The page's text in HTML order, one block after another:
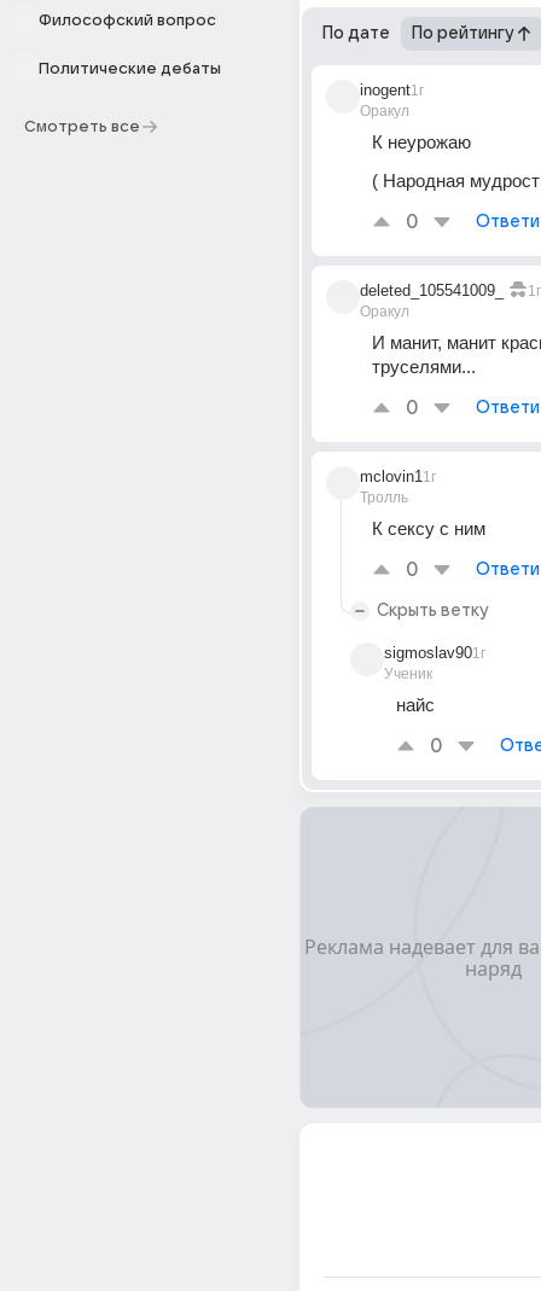
Философский вопрос
Политические дебаты
Смотреть все
По дате По рейтингу
inogent
Оракул
1г
К неурожаю
( Народная
0
deleted_105541009_
Оракул
1г
И манит, манит
труселями...
0
mclovin1
Тролль
1г
К сексу с ним
0
Скрыть ветку
sigmoslav90
Ученик
1г
найс
0